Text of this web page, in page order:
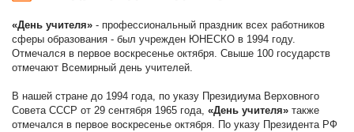
«День учителя» - профессиональный праздник всех работников
сферы образования - был учрежден ЮНЕСКО в 1994 году.
Отмечался в первое воскресенье октября. Свыше 100 государств
отмечают Всемирный день учителей.
В нашей стране до 1994 года, по указу Президиума Верховного
Совета СССР от 29 сентября 1965 года, «День учителя» также
отмечался в первое воскресенье октября. По указу Президента РФ